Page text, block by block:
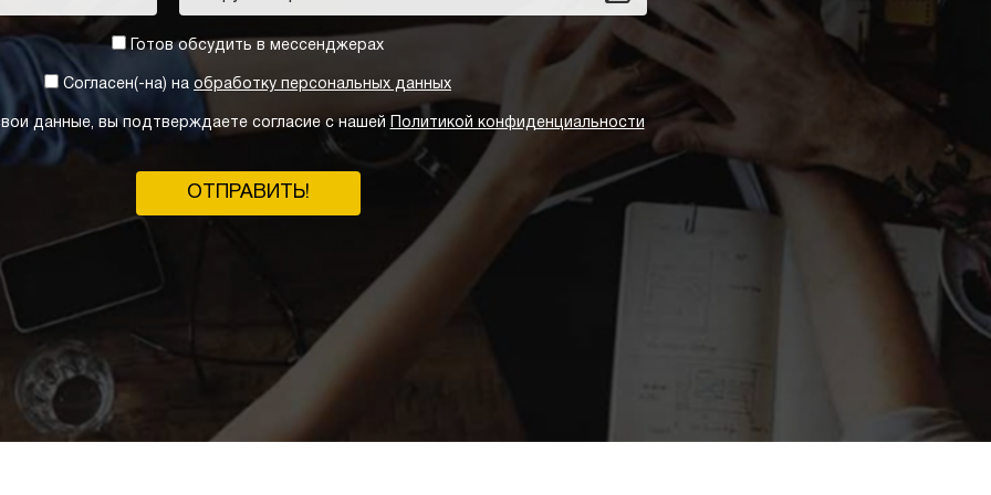
Готов обсудить в мессенджерах
Согласен(-на) на обработку персональных данных
данные, вы подтверждаете согласие с нашей Политикой конфиденциальности
ОТПРАВИТЬ!